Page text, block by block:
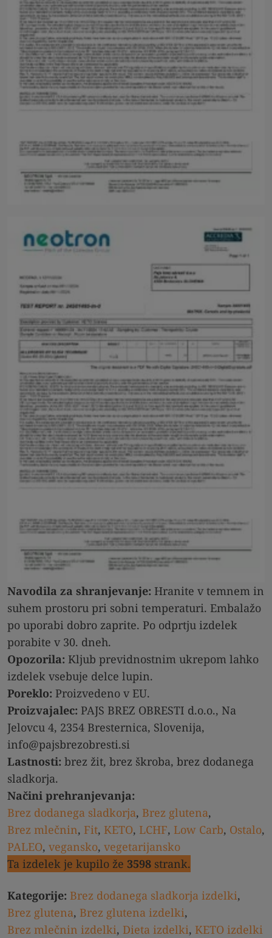
Navodila za shranjevanje: Hranite v temnem in
suhem prostoru pri sobni temperaturi. Embalažo
po uporabi dobro zaprite. Po odprtju izdelek
porabite v 30. dneh.
Opozorila: Kljub previdnostnim ukrepom lahko
izdelek vsebuje delce lupin.
Poreklo: Proizvedeno v EU.
Proizvajalec: PAJS BREZ OBRESTI d.o.o., Na
Jelovcu 4, 2354 Bresternica, Slovenija,
info@pajsbrezobresti.si
Lastnosti: brez žit, brez škroba, brez dodanega
sladkorja.
Načini prehranjevanja:
Brez dodanega sladkorja, Brez glutena,
Brez mlečnin, Fit, KETO, LCHF, Low Carb, Ostalo,
PALEO, vegansko, vegetarijansko
Ta izdelek je kupilo že 3598 strank.
Kategorije: Brez dodanega sladkorja izdelki,
Brez glutena, Brez glutena izdelki,
Brez mlečnin izdelki, Dieta izdelki, KETO izdelki